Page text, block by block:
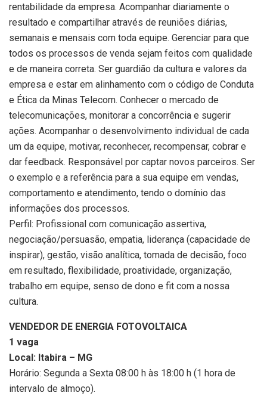
rentabilidade da empresa. Acompanhar diariamente o
resultado e compartilhar através de reuniões diárias,
semanais e mensais com toda equipe. Gerenciar para que
todos os processos de venda sejam feitos com qualidade
e de maneira correta. Ser guardião da cultura e valores da
empresa e estar em alinhamento com o código de Conduta
e Ética da Minas Telecom. Conhecer o mercado de
telecomunicações, monitorar a concorrência e sugerir
ações. Acompanhar o desenvolvimento individual de cada
um da equipe, motivar, reconhecer, recompensar, cobrar e
dar feedback. Responsável por captar novos parceiros. Ser
o exemplo e a referência para a sua equipe em vendas,
comportamento e atendimento, tendo o domínio das
informações dos processos.
Perfil: Profissional com comunicação assertiva,
negociação/persuasão, empatia, liderança (capacidade de
inspirar), gestão, visão analítica, tomada de decisão, foco
em resultado, flexibilidade, proatividade, organização,
trabalho em equipe, senso de dono e fit com a nossa
cultura.
VENDEDOR DE ENERGIA FOTOVOLTAICA
1 vaga
Local: Itabira – MG
Horário: Segunda a Sexta 08:00 h às 18:00 h (1 hora de
intervalo de almoço).